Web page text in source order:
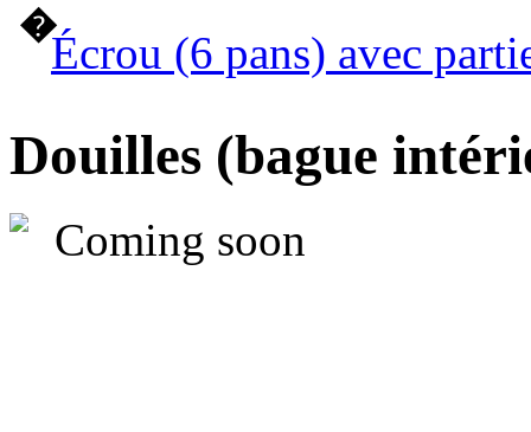
�
Écrou (6 pans) avec
Douilles (bague